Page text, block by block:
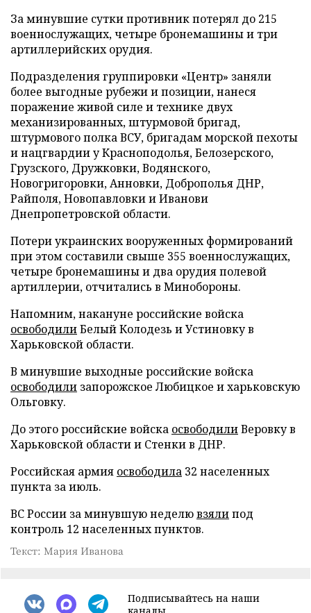
За минувшие сутки противник потерял до 215
военнослужащих, четыре бронемашины и три
артиллерийских орудия.
Подразделения группировки «Центр» заняли
более выгодные рубежи и позиции, нанеся
поражение живой силе и технике двух
механизированных, штурмовой бригад,
штурмового полка ВСУ, бригадам морской пехоты
и нацгвардии у Красноподолья, Белозерского,
Грузского, Дружковки, Водянского,
Новогригоровки, Анновки, Доброполья ДНР,
Райполя, Новопавловки и Иванови
Днепропетровской области.
Потери украинских вооруженных формирований
при этом составили свыше 355 военнослужащих,
четыре бронемашины и два орудия полевой
артиллерии, отчитались в Минобороны.
Напомним, накануне российские войска
освободилиБелый Колодезь и Устиновку в
Харьковской области.
В минувшие выходные российские войска
освободили запорожское Любицкое и харьковскую
Ольговку.
До этого российские войска освободилиВеровку в
Харьковской области и Стенки в ДНР.
Российская армия освободила 32 населенных
пункта за июль.
ВС России за минувшую неделювзялипод
контроль 12 населенных пунктов.
Текст: Мария Иванова
Подписывайтесь на наши
каналы